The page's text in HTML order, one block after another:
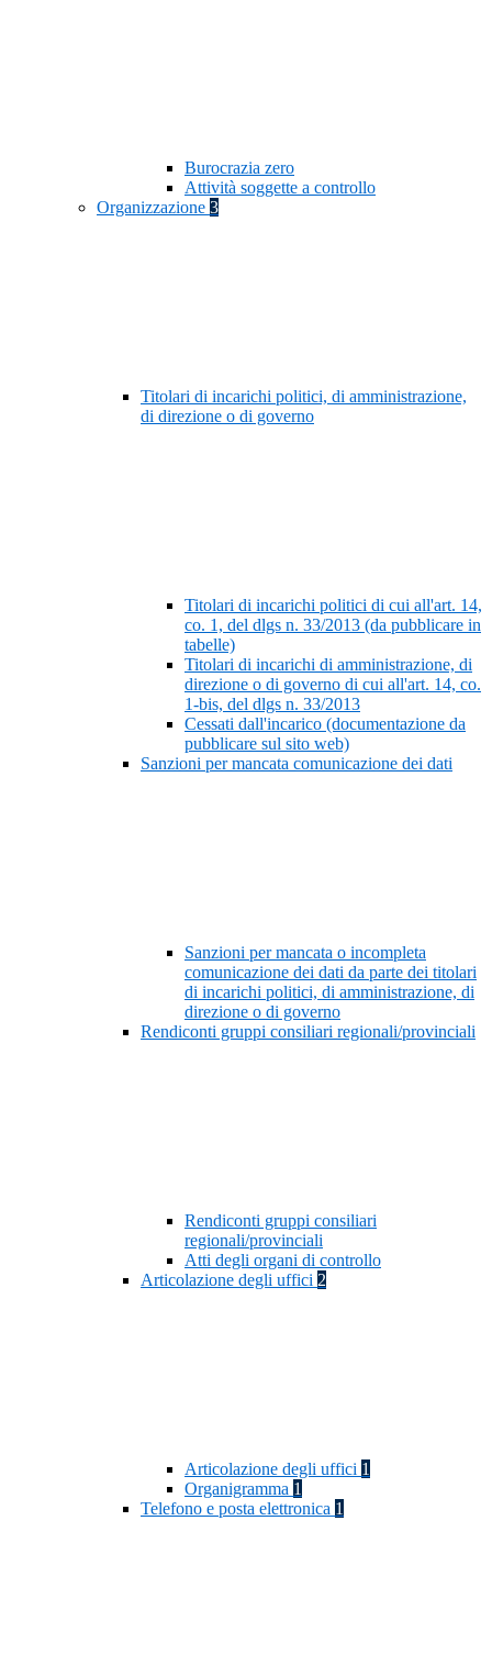
Burocrazia zero
Attività soggette a controllo
Organizzazione 3
Titolari di incarichi politici, di amministrazione,
di direzione o di governo
Titolari di incarichi politici di cui all'art. 14,
co. 1, del dlgs n. 33/2013 (da pubblicare in
tabelle)
Titolari di incarichi di amministrazione, di
direzione o di governo di cui all'art. 14, co.
1-bis, del dlgs n. 33/2013
Cessati dall'incarico (documentazione da
pubblicare sul sito web)
Sanzioni per mancata comunicazione dei dati
Sanzioni per mancata o incompleta
comunicazione dei dati da parte dei titolari
di incarichi politici, di amministrazione, di
direzione o di governo
Rendiconti gruppi consiliari regionali/provinciali
Rendiconti gruppi consiliari
regionali/provinciali
Atti degli organi di controllo
Articolazione degli uffici 2
Articolazione degli uffici 1
Organigramma 1
Telefono e posta elettronica 1